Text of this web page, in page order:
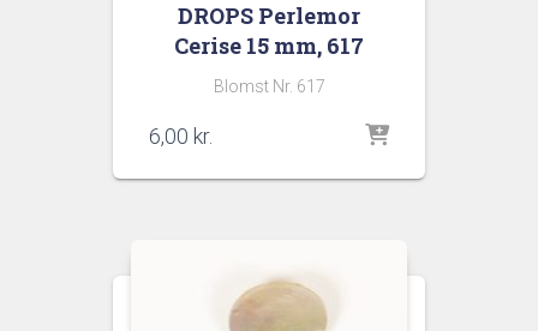
DROPS Perlemor
Cerise 15 mm, 617
Blomst Nr. 617
6,00 kr.